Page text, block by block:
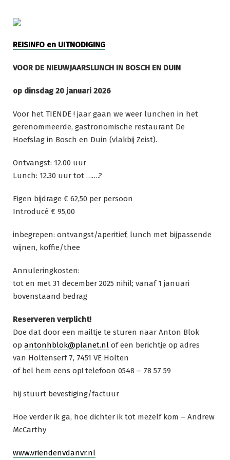
naar
inhoudREISINFO en UITNODIGING
VOOR DE NIEUWJAARSLUNCH IN BOSCH EN DUIN
op dinsdag 20 januari 2026
Voor het TIENDE ! jaar gaan we weer lunchen in het
gerenommeerde, gastronomische restaurant De
Hoefslag in Bosch en Duin (vlakbij Zeist).
Ontvangst: 12.00 uur
Lunch: 12.30 uur tot …….?
Eigen bijdrage € 62,50 per persoon
Introducé € 95,00
inbegrepen: ontvangst/aperitief, lunch met bijpassende
wijnen, koffie/thee
Annuleringkosten:
tot en met 31 december 2025 nihil; vanaf 1 januari
bovenstaand bedrag
Reserveren verplicht!
Doe dat door een mailtje te sturen naar Anton Blok
op antonhblok@planet.nl of een berichtje op adres
van Holtenserf 7, 7451 VE Holten
of bel hem eens op! telefoon 0548 – 78 57 59
hij stuurt bevestiging/factuur
Hoe verder ik ga, hoe dichter ik tot mezelf kom – Andrew
McCarthy
www.vriendenvdanvr.nl